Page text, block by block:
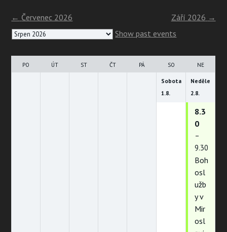
← Červenec 2026 Září 2026 →
Month
Show past events
PO ÚT ST ČT PÁ SO NE
Sobota
1.8.
Neděle
2.8.
8.3
0
–
9.30
Boh
osl
užb
y v
Mir
osl